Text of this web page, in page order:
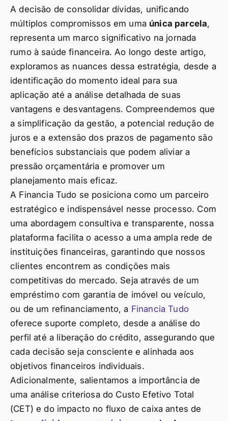
A decisão de consolidar dívidas, unificando
múltiplos compromissos em uma única parcela,
representa um marco significativo na jornada
rumo à saúde financeira. Ao longo deste artigo,
exploramos as nuances dessa estratégia, desde a
identificação do momento ideal para sua
aplicação até a análise detalhada de suas
vantagens e desvantagens. Compreendemos que
a simplificação da gestão, a potencial redução de
juros e a extensão dos prazos de pagamento são
benefícios substanciais que podem aliviar a
pressão orçamentária e promover um
planejamento mais eficaz.
A Financia Tudo se posiciona como um parceiro
estratégico e indispensável nesse processo. Com
uma abordagem consultiva e transparente, nossa
plataforma facilita o acesso a uma ampla rede de
instituições financeiras, garantindo que nossos
clientes encontrem as condições mais
competitivas do mercado. Seja através de um
empréstimo com garantia de imóvel ou veículo,
ou de um refinanciamento, a Financia Tudo
oferece suporte completo, desde a análise do
perfil até a liberação do crédito, assegurando que
cada decisão seja consciente e alinhada aos
objetivos financeiros individuais.
Adicionalmente, salientamos a importância de
uma análise criteriosa do Custo Efetivo Total
(CET) e do impacto no fluxo de caixa antes de